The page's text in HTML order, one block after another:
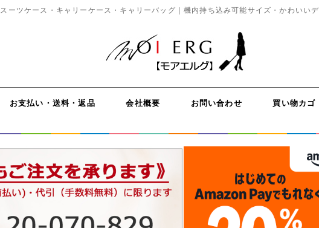
スーツケース・キャリーケース・キャリーバッグ｜機内持ち込み可能サイズ・かわいい
お支払い・送料・返品 会社概要 お問い合わせ 買い物カゴ